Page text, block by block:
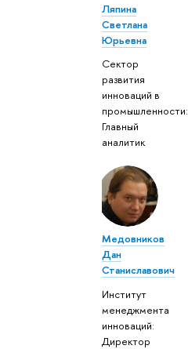
Ляпина
Светлана
Юрьевна
Сектор
развития
инноваций в
промышленности:
Главный
аналитик
Медовников
Дан
Станиславович
Институт
менеджмента
инноваций:
Директор